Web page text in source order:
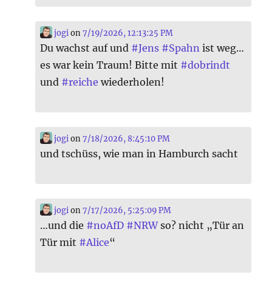
jogion7/19/2026, 12:13:25 PM
Du wachst auf und #Jens #Spahn ist weg…
es war kein Traum! Bitte mit #dobrindt
und #reiche wiederholen!
jogion7/18/2026, 8:45:10 PM
und tschüss, wie man in Hamburch sacht
jogion7/17/2026, 5:25:09 PM
…und die #noAfD #NRWso? nicht „Tür an
Tür mit #Alice“